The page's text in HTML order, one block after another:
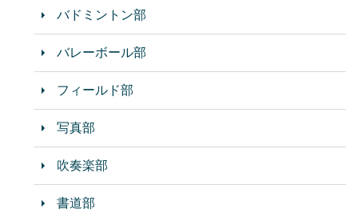
バドミントン部
バレーボール部
フィールド部
写真部
吹奏楽部
書道部